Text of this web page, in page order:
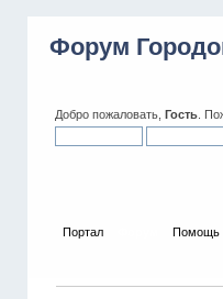
Форум
Добро пожаловать, Гость.
Портал Помощь